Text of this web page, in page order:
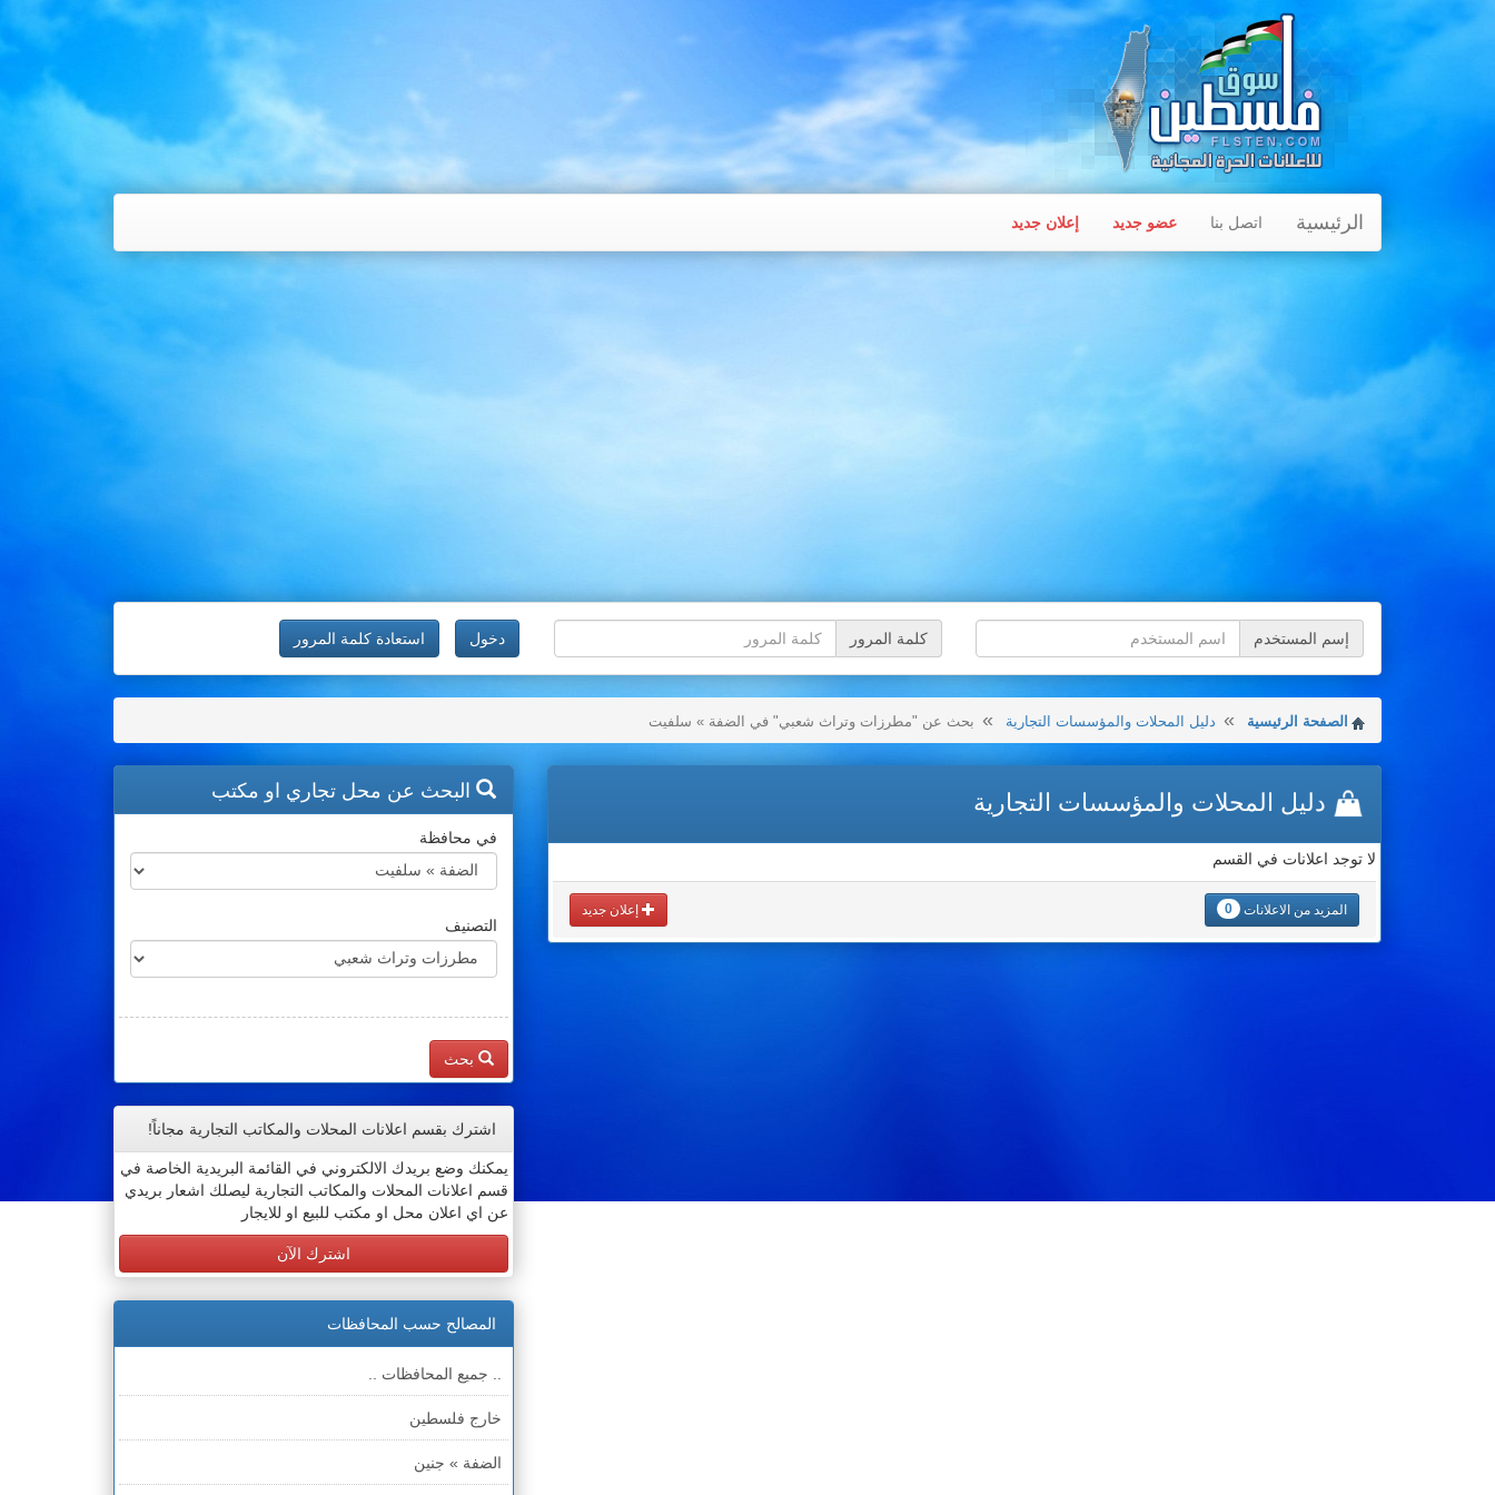
الرئيسية اتصل بنا عضو جديد إعلان جديد
إسم المستخدم كلمة المرور دخول استعادة كلمة المرور
الصفحة الرئيسية دليل المحلات والمؤسسات التجارية بحث عن "مطرزات وتراث شعبي" في الضفة » سلفيت
دليل المحلات والمؤسسات التجارية
لا توجد اعلانات في القسم
المزيد من الاعلانات 0 إعلان جديد
البحث عن محل تجاري او مكتب
في محافظة
التصنيف
بحث
اشترك بقسم اعلانات المحلات والمكاتب التجارية مجاناً!
يمكنك وضع بريدك الالكتروني في القائمة البريدية الخاصة في
قسم اعلانات المحلات والمكاتب التجارية ليصلك اشعار بريدي
عن اي اعلان محل او مكتب للبيع او للايجار
اشترك الآن
المصالح حسب المحافظات
.. جميع المحافظات ..
خارج فلسطين
الضفة » جنين